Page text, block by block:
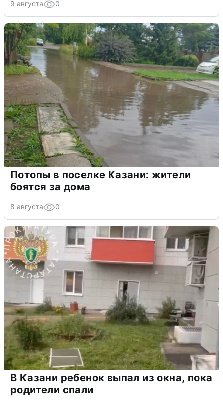
9 августа 0
Потопы в поселке Казани: жители
боятся за дома
8 августа 0
В Казани ребенок выпал из окна, пока
родители спали